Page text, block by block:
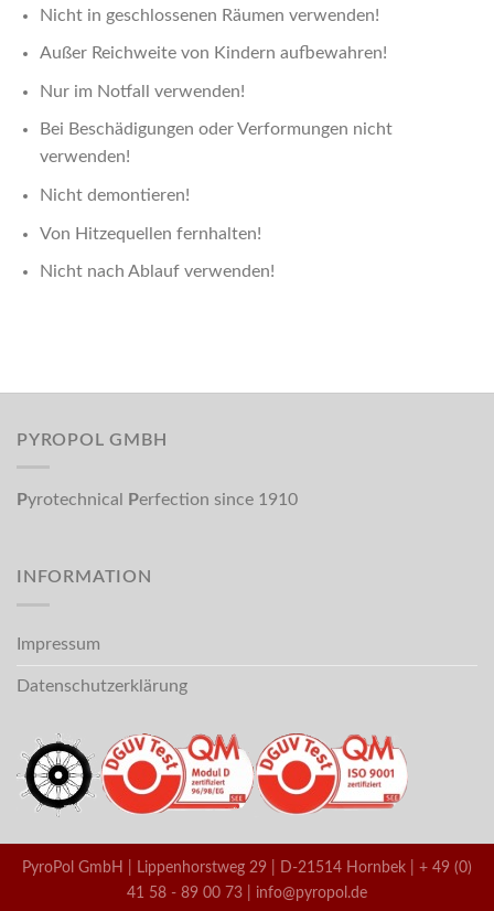
Nicht in geschlossenen Räumen verwenden!
Außer Reichweite von Kindern aufbewahren!
Nur im Notfall verwenden!
Bei Beschädigungen oder Verformungen nicht
verwenden!
Nicht demontieren!
Von Hitzequellen fernhalten!
Nicht nach Ablauf verwenden!
PYROPOL GMBH
Pyrotechnical Perfection since 1910
INFORMATION
Impressum
Datenschutzerklärung
PyroPol GmbH | Lippenhorstweg 29 | D-21514 Hornbek | + 49 (0)
41 58 - 89 00 73 | info@pyropol.de